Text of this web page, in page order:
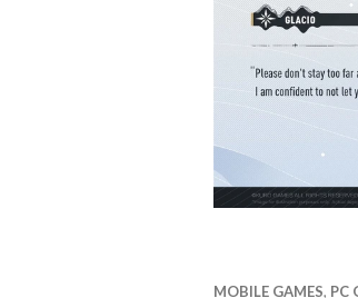
MOBILE GAMES, PC